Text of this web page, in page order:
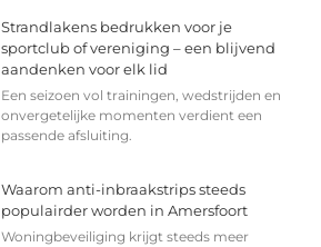
Strandlakens bedrukken voor je
sportclub of vereniging – een blijvend
aandenken voor elk lid
Een seizoen vol trainingen, wedstrijden en
onvergetelijke momenten verdient een
passende afsluiting.
Waarom anti-inbraakstrips steeds
populairder worden in Amersfoort
Woningbeveiliging krijgt steeds meer